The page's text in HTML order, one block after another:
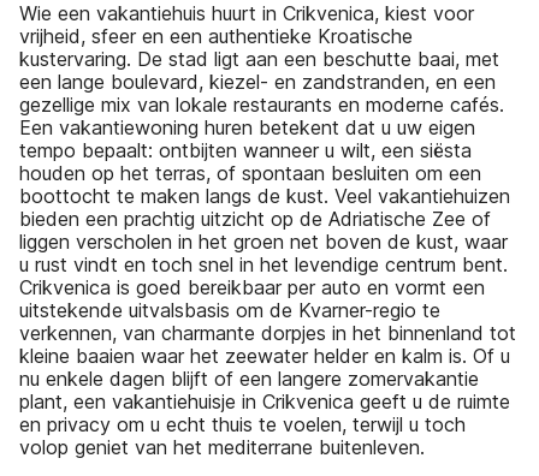
Wie een vakantiehuis huurt in Crikvenica, kiest voor
vrijheid, sfeer en een authentieke Kroatische
kustervaring. De stad ligt aan een beschutte baai, met
een lange boulevard, kiezel- en zandstranden, en een
gezellige mix van lokale restaurants en moderne cafés.
Een vakantiewoning huren betekent dat u uw eigen
tempo bepaalt: ontbijten wanneer u wilt, een siësta
houden op het terras, of spontaan besluiten om een
boottocht te maken langs de kust. Veel vakantiehuizen
bieden een prachtig uitzicht op de Adriatische Zee of
liggen verscholen in het groen net boven de kust, waar
u rust vindt en toch snel in het levendige centrum bent.
Crikvenica is goed bereikbaar per auto en vormt een
uitstekende uitvalsbasis om de Kvarner-regio te
verkennen, van charmante dorpjes in het binnenland tot
kleine baaien waar het zeewater helder en kalm is. Of u
nu enkele dagen blijft of een langere zomervakantie
plant, een vakantiehuisje in Crikvenica geeft u de ruimte
en privacy om u echt thuis te voelen, terwijl u toch
volop geniet van het mediterrane buitenleven.